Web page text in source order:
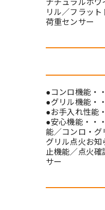
ナチュラルホ
リル／フラッ
荷重センサー
●コンロ機能・
●グリル機能・
●お手入れ性能
●安心機能・・
能／コンロ・グ
グリル点火お
止機能／点火
サー